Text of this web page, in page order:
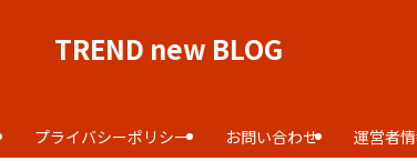
TREND new BLOG
プライバシーポリシー お問い合わせ 運営者